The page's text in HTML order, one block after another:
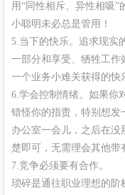
用“同性相斥、异性相吸
小聪明未必总是管用！
5.当下的快乐。追求现实
一部分和享受、牺牲工作
一个业务小难关获得的快
6.学会控制情绪。如果你
错怪你的指责，特别想发
办公室一会儿，之后在
楚即可，无需理会其他带
7.竞争必须要有合作。
琐碎是通往职业理想的阶